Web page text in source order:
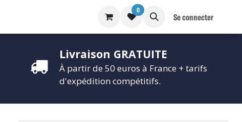
0
Se connecter
Livraison GRATUITE
À partir de 50 euros à France + tarifs
d'expédition compétitifs.